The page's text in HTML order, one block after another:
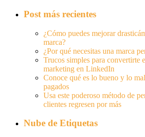
Post más recientes
¿Cómo puedes mejorar
marca?
¿Por qué necesitas una marca
Trucos simples para convertirte
marketing en LinkedIn
Conoce qué es lo bueno y lo
pagados
Usa este poderoso método de
clientes regresen por más
Nube de Etiquetas